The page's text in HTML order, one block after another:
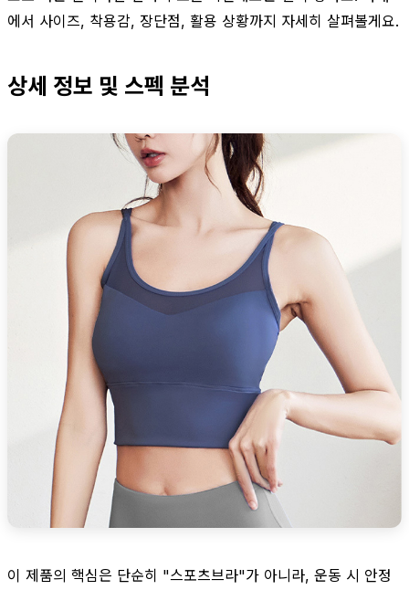
에서 사이즈, 착용감, 장단점, 활용 상황까지 자세히 살펴볼게요.
상세 정보 및 스펙 분석
이 제품의 핵심은 단순히 "스포츠브라"가 아니라, 운동 시 안정